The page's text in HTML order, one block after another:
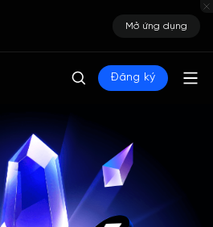
Mở ứng dụng
Đăng ký